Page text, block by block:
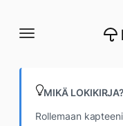
suoraan
MIKÄ LOKIKIRJA?
Rollemaan